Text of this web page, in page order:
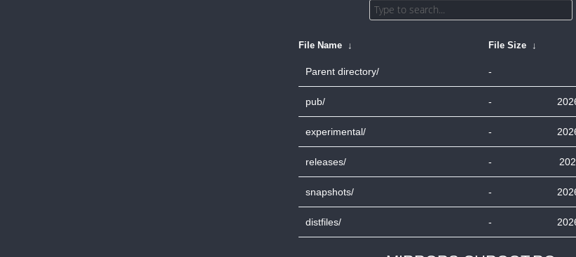
File Name ↓ File Size ↓
Parent directory/ -
pub/ -
experimental/ -
releases/ -
snapshots/ -
distfiles/ -